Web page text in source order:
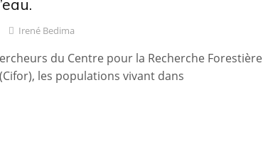
Irené Bedima
du Centre pour la Recherche Forestière
les populations vivant dans